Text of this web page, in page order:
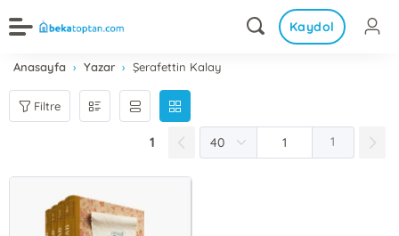
Kaydol
Anasayfa Yazar Şerafettin Kalay
Filtre
1 1